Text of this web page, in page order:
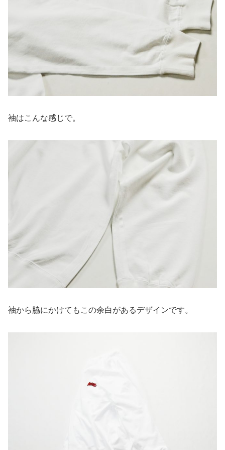
袖はこんな感じで。
袖から脇にかけてもこの余白があるデザインです。